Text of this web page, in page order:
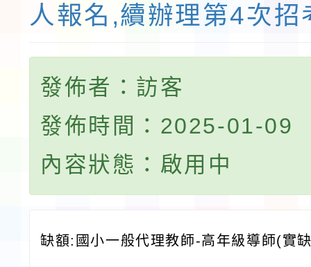
人報名,續辦理第4次招
發佈者：訪客
發佈時間：2025-01-09
內容狀態：啟用中
缺額:國小一般代理教師-高年級導師(實